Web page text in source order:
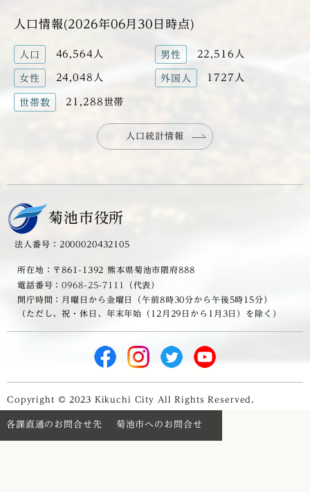
人口情報(2026年06月30日時点)
人口 46,564人 男性 22,516人
女性 24,048人 外国人 1727人
世帯数 21,288世帯
人口統計情報
菊池市役所
法人番号：2000020432105
所在地：〒861-1392 熊本県菊池市隈府888
電話番号：0968-25-7111
（代表）
開庁時間：月曜日から金曜日（午前8時30分から午後5時15分）
（ただし、祝・休日、年末年始（12月29日から1月3日）を除く）
Copyright © 2023 Kikuchi City All Rights Reserved.
各課直通のお問合せ先 菊池市へのお問合せ